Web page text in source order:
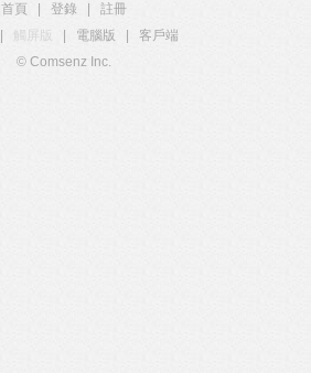
首頁 登錄
註冊
觸屏版 電腦版
客戶端
© Comsenz Inc.